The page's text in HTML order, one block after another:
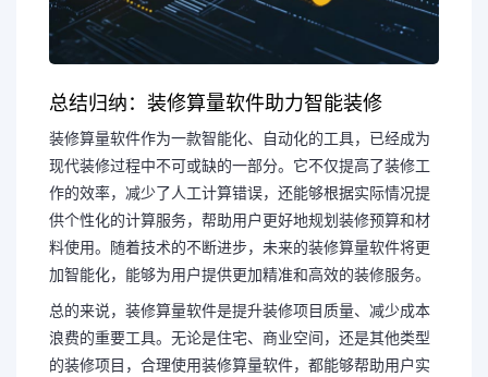
总结归纳：装修算量软件助力智能装修
装修算量软件作为一款智能化、自动化的工具，已经成为
现代装修过程中不可或缺的一部分。它不仅提高了装修工
作的效率，减少了人工计算错误，还能够根据实际情况提
供个性化的计算服务，帮助用户更好地规划装修预算和材
料使用。随着技术的不断进步，未来的装修算量软件将更
加智能化，能够为用户提供更加精准和高效的装修服务。
总的来说，装修算量软件是提升装修项目质量、减少成本
浪费的重要工具。无论是住宅、商业空间，还是其他类型
的装修项目，合理使用装修算量软件，都能够帮助用户实